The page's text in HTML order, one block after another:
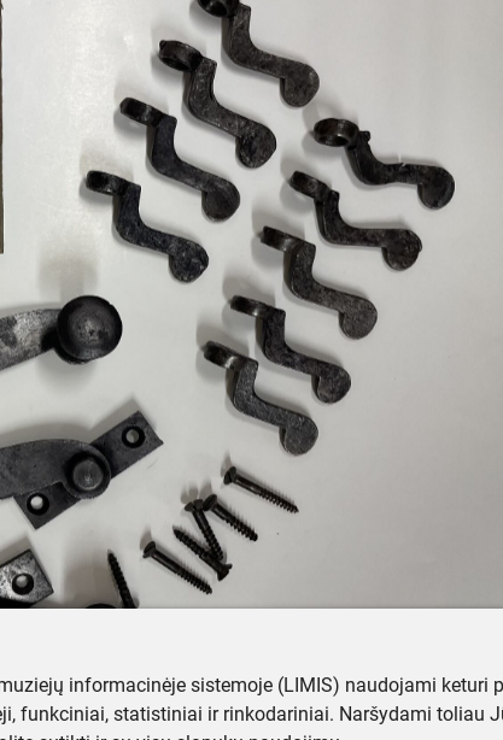
informacinėje sistemoje (LIMIS) naudojami keturi
funkciniai, statistiniai ir rinkodariniai. Naršydami toliau